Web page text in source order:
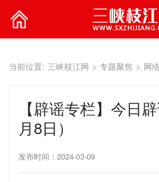
当前位置: 三峡枝江网 > 专题聚焦 > 网
【辟谣专栏】今日
月8日）
发布时间：2024-03-09